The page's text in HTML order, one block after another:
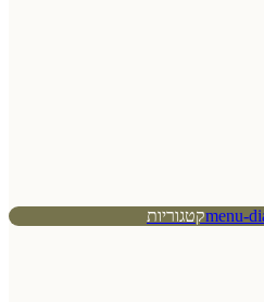
קטגוריות